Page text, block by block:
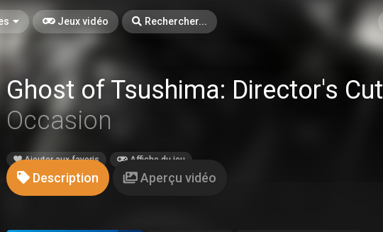
Jeux vidéo Rechercher...
Ghost of Tsushima: Director's Cut
Occasion
Ajouter aux favoris Affiche du jeu
Description Aperçu vidéo